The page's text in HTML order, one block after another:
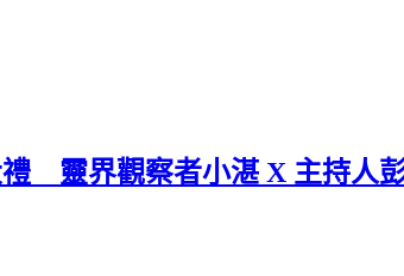
靈界觀察者小湛 X 主持人